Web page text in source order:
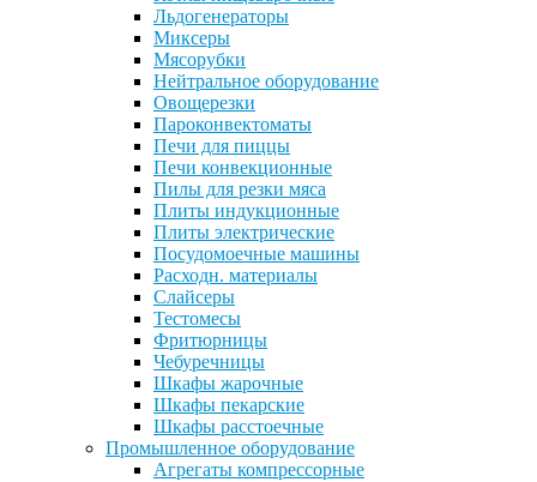
Льдогенераторы
Миксеры
Мясорубки
Нейтральное оборудование
Овощерезки
Пароконвектоматы
Печи для пиццы
Печи конвекционные
Пилы для резки мяса
Плиты индукционные
Плиты электрические
Посудомоечные машины
Расходн. материалы
Слайсеры
Тестомесы
Фритюрницы
Чебуречницы
Шкафы жарочные
Шкафы пекарские
Шкафы расстоечные
Промышленное оборудование
Агрегаты компрессорные